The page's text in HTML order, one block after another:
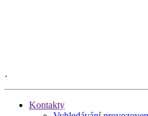
.
Kontakty